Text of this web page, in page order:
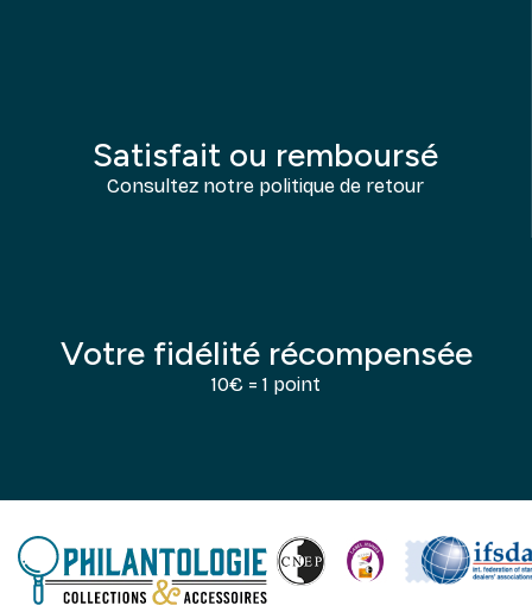
Satisfait ou remboursé
Consultez notre politique de retour
Votre fidélité récompensée
10€ = 1 point